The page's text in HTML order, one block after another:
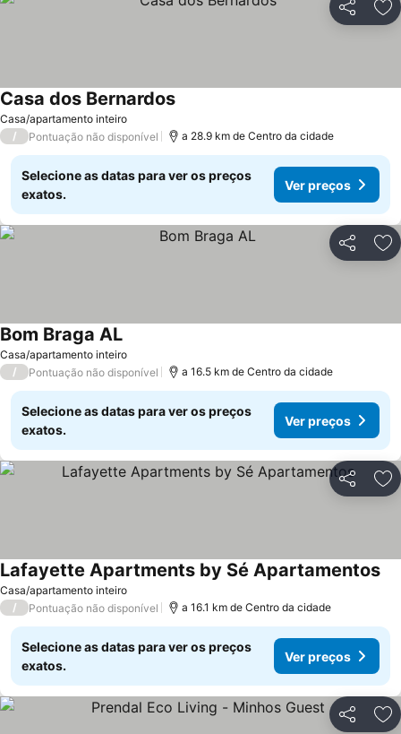
Partilhar
Casa/apartamento inteiro
Casa dos Bernardos
/ Pontuação não disponível a 28.9 km de Centro da cidade
Selecione as datas para ver os preços
exatos.
Ver preços
Partilhar
Casa/apartamento inteiro
Bom Braga AL
/ Pontuação não disponível a 16.5 km de Centro da cidade
Selecione as datas para ver os preços
exatos.
Ver preços
Partilhar
Casa/apartamento inteiro
Lafayette Apartments by Sé Apartamentos
/ Pontuação não disponível a 16.1 km de Centro da cidade
Selecione as datas para ver os preços
exatos.
Ver preços
Partilhar